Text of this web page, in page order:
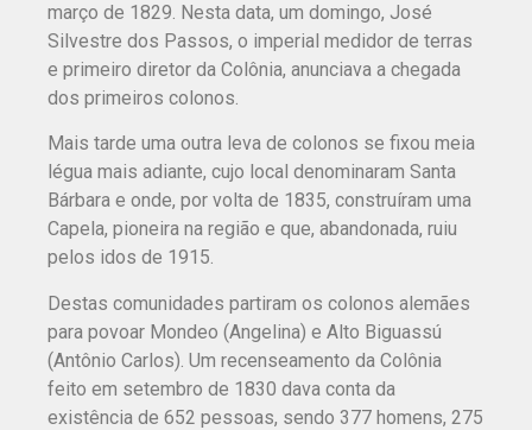
março de 1829. Nesta data, um domingo, José
Silvestre dos Passos, o imperial medidor de terras
e primeiro diretor da Colônia, anunciava a chegada
dos primeiros colonos.
Mais tarde uma outra leva de colonos se fixou meia
légua mais adiante, cujo local denominaram Santa
Bárbara e onde, por volta de 1835, construíram uma
Capela, pioneira na região e que, abandonada, ruiu
pelos idos de 1915.
Destas comunidades partiram os colonos alemães
para povoar Mondeo (Angelina) e Alto Biguassú
(Antônio Carlos). Um recenseamento da Colônia
feito em setembro de 1830 dava conta da
existência de 652 pessoas, sendo 377 homens, 275